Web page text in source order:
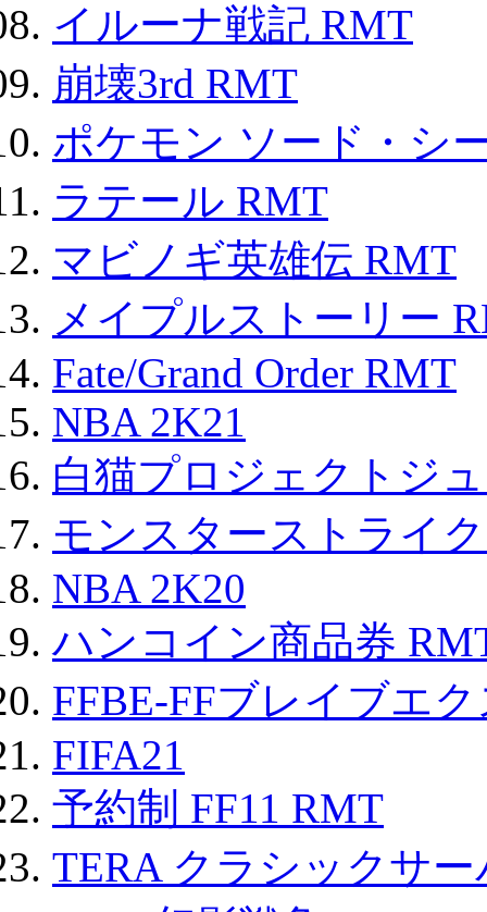
イルーナ戦記 RMT
崩壊3rd RMT
ポケモン ソード・シ
ラテール RMT
マビノギ英雄伝 RMT
メイプルストーリー
Fate/Grand Order RMT
NBA 2K21
白猫プロジェクトジ
モンスターストライ
NBA 2K20
ハンコイン商品券
FFBE-FFブレイブエ
FIFA21
予約制 FF11 RMT
TERA クラシックサ